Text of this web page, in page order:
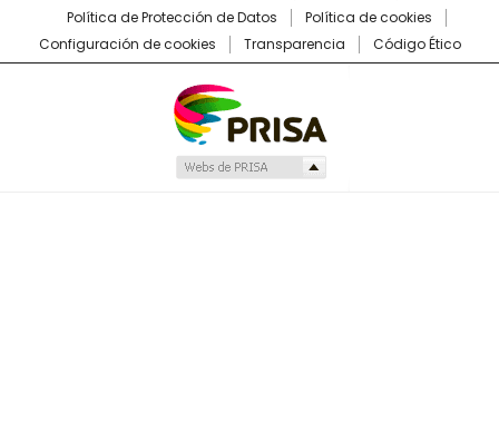
Política de Protección de Datos
Política de cookies
Configuración de cookies
Transparencia Código Ético